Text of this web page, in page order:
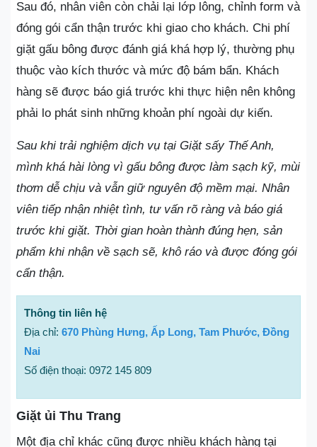
Sau đó, nhân viên còn chải lại lớp lông, chỉnh form và
đóng gói cẩn thận trước khi giao cho khách. Chi phí
giặt gấu bông được đánh giá khá hợp lý, thường phụ
thuộc vào kích thước và mức độ bám bẩn. Khách
hàng sẽ được báo giá trước khi thực hiện nên không
phải lo phát sinh những khoản phí ngoài dự kiến.
Sau khi trải nghiệm dịch vụ tại Giặt sấy Thế Anh,
mình khá hài lòng vì gấu bông được làm sạch kỹ, mùi
thơm dễ chịu và vẫn giữ nguyên độ mềm mại. Nhân
viên tiếp nhận nhiệt tình, tư vấn rõ ràng và báo giá
trước khi giặt. Thời gian hoàn thành đúng hẹn, sản
phẩm khi nhận về sạch sẽ, khô ráo và được đóng gói
cẩn thận.
Thông tin liên hệ
Địa chỉ: 670 Phùng Hưng, Ấp Long, Tam Phước, Đồng
Nai
Số điện thoại: 0972 145 809
Giặt ủi Thu Trang
Một địa chỉ khác cũng được nhiều khách hàng tại